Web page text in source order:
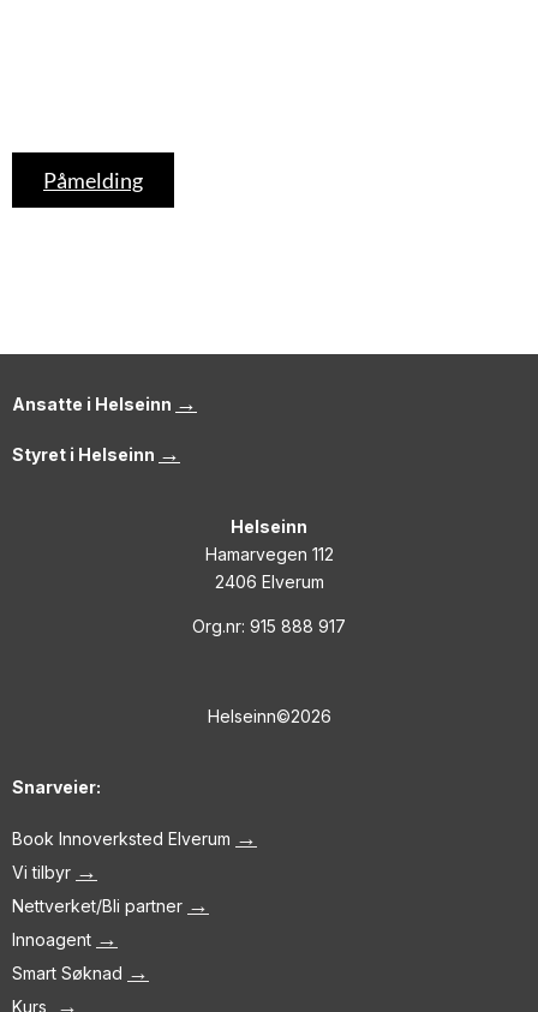
Påmelding
Ansatte i Helseinn →
Styret i Helseinn →
Helseinn
Hamarvegen 112
2406 Elverum
Org.nr: 915 888 917
Helseinn©2026
Snarveier:
Book Innoverksted Elverum →
Vi tilbyr →
Nettverket/Bli partner →
Innoagent →
Smart Søknad →
Kurs →